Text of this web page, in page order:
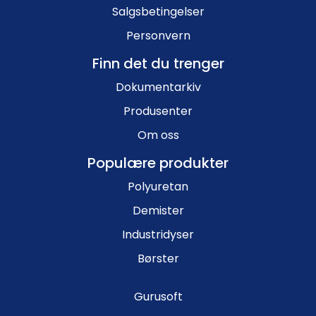
Salgsbetingelser
Personvern
Finn det du trenger
Dokumentarkiv
Produsenter
Om oss
Populære produkter
Polyuretan
Demister
Industridyser
Børster
Gurusoft